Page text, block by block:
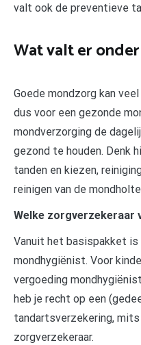
valt ook de preventieve
Wat valt er
Goede mondzorg kan
dus voor een gezonde
mondverzorging de
gezond te houden. Denk
tanden en kiezen,
reinigen van de
Welke zorgverzekeraar
Vanuit het basispakket is
mondhygiënist. Voor
vergoeding
heb je recht op een
tandartsverzekering,
zorgverzekeraar.